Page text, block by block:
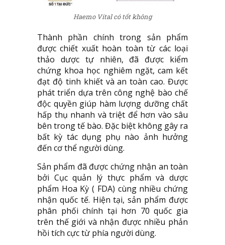
Haemo Vital có tốt không
Thành phần chính trong sản phẩm
được chiết xuất hoàn toàn từ các loại
thảo dược tự nhiên, đã được kiểm
chứng khoa học nghiêm ngặt, cam kết
đạt độ tinh khiết và an toàn cao. Được
phát triển dựa trên công nghệ bào chế
độc quyền giúp hàm lượng dưỡng chất
hấp thụ nhanh và triệt để hơn vào sâu
bên trong tế bào. Đặc biệt không gây ra
bất kỳ tác dụng phụ nào ảnh hưởng
đến cơ thể người dùng.
Sản phẩm đã được chứng nhận an toàn
bởi Cục quản lý thực phẩm và dược
phẩm Hoa Kỳ ( FDA) cùng nhiều chứng
nhận quốc tế. Hiện tại, sản phẩm được
phân phối chính tại hơn 70 quốc gia
trên thế giới và nhận được nhiều phản
hồi tích cực từ phía người dùng.